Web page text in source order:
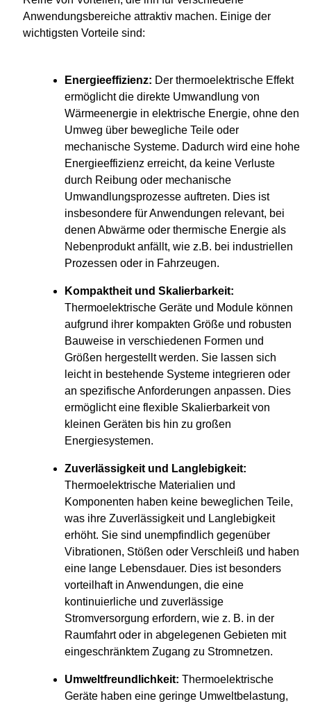
Anwendungsbereiche attraktiv machen. Einige der
wichtigsten Vorteile sind:
Energieeffizienz: Der thermoelektrische Effekt
ermöglicht die direkte Umwandlung von
Wärmeenergie in elektrische Energie, ohne den
Umweg über bewegliche Teile oder
mechanische Systeme. Dadurch wird eine hohe
Energieeffizienz erreicht, da keine Verluste
durch Reibung oder mechanische
Umwandlungsprozesse auftreten. Dies ist
insbesondere für Anwendungen relevant, bei
denen Abwärme oder thermische Energie als
Nebenprodukt anfällt, wie z.B. bei industriellen
Prozessen oder in Fahrzeugen.
Kompaktheit und Skalierbarkeit:
Thermoelektrische Geräte und Module können
aufgrund ihrer kompakten Größe und robusten
Bauweise in verschiedenen Formen und
Größen hergestellt werden. Sie lassen sich
leicht in bestehende Systeme integrieren oder
an spezifische Anforderungen anpassen. Dies
ermöglicht eine flexible Skalierbarkeit von
kleinen Geräten bis hin zu großen
Energiesystemen.
Zuverlässigkeit und Langlebigkeit:
Thermoelektrische Materialien und
Komponenten haben keine beweglichen Teile,
was ihre Zuverlässigkeit und Langlebigkeit
erhöht. Sie sind unempfindlich gegenüber
Vibrationen, Stößen oder Verschleiß und haben
eine lange Lebensdauer. Dies ist besonders
vorteilhaft in Anwendungen, die eine
kontinuierliche und zuverlässige
Stromversorgung erfordern, wie z. B. in der
Raumfahrt oder in abgelegenen Gebieten mit
eingeschränktem Zugang zu Stromnetzen.
Umweltfreundlichkeit: Thermoelektrische
Geräte haben eine geringe Umweltbelastung,